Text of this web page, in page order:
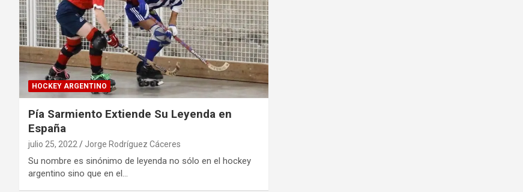
HOCKEY ARGENTINO
Pía Sarmiento Extiende Su Leyenda en
España
julio 25, 2022 Jorge Rodríguez Cáceres
Su nombre es sinónimo de leyenda no sólo en el hockey
argentino sino que en el…